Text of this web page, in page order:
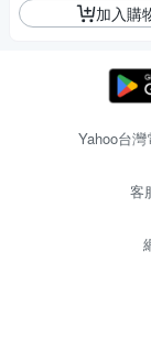
加入購
Yahoo台
客